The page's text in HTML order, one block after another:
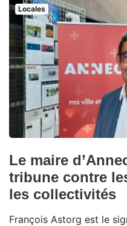
Locales
Le maire
tribune contre
les collectivités
François Astorg est le